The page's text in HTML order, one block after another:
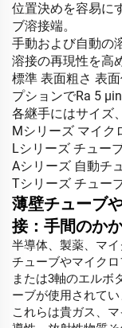
位置決めを容易に
ブ溶接端。
手動および自動の
溶接の再現性を高
標準 表面粗さ 表
プションでRa 5
各継手にはサイズ
Mシリーズ マイク
Lシリーズ チュー
Aシリーズ 自動チ
Tシリーズ チュー
薄壁チューブ
接：手間のか
半導体、製薬、マ
チューブやマイク
または3軸のエルボ
ーブが使用されてい
これらは貴ガス、